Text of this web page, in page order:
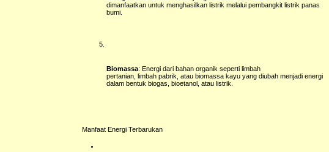
dimanfaatkan untuk menghasilkan listrik melalui pembangkit listrik panas
bumi.
Biomassa: Energi dari bahan organik seperti limbah
pertanian, limbah pabrik, atau biomassa kayu yang diubah menjadi energi
dalam bentuk biogas, bioetanol, atau listrik.
Manfaat Energi Terbarukan